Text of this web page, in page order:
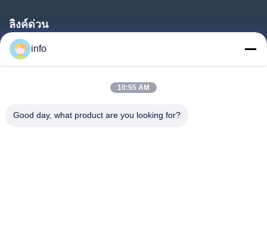
ลิงค์ด่วน
บ้าน
สินค้า
เกี่ยวกับเรา
info
10:55 AM
Good day, what product are you looking for?